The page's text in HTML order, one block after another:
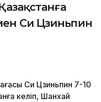
Си Цзиньпин
Си Цзиньпин 7-10
келіп, Шанхай